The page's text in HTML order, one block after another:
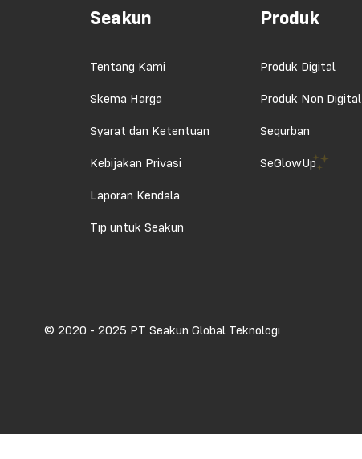
Seakun
Tentang Kami
Skema Harga
Syarat dan Ketentuan
Kebijakan Privasi
Laporan Kendala
Tip untuk Seakun
Produk
Produk Digital
Produk Non Digital
Sequrban
SeGlowUp
© 2020 - 2025 PT Seakun Global Teknologi